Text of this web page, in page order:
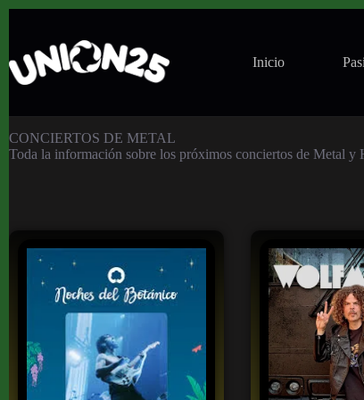
Inicio
Conciertos de Metal
CONCIERTOS DE METAL
Toda la información sobre los próximos conciertos de Metal y